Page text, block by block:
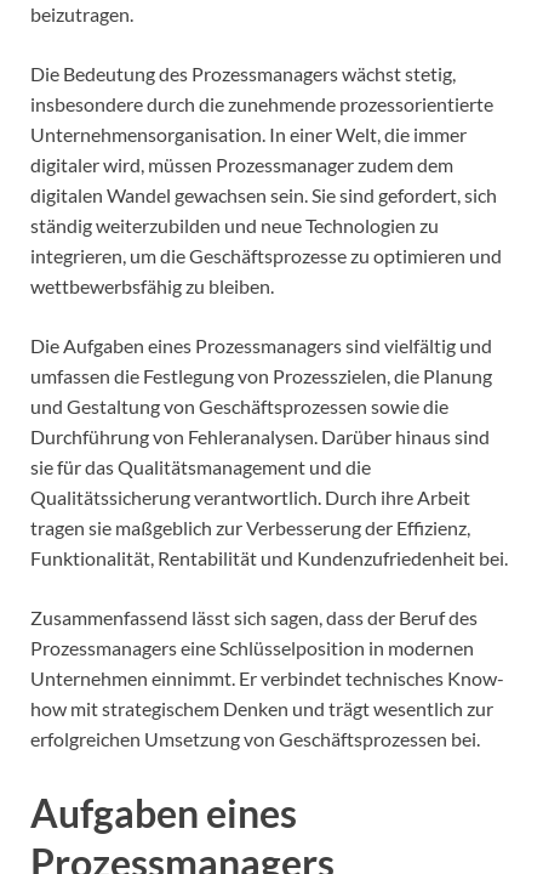
beizutragen.
Die Bedeutung des Prozessmanagers wächst stetig,
insbesondere durch die zunehmende prozessorientierte
Unternehmensorganisation. In einer Welt, die immer
digitaler wird, müssen Prozessmanager zudem dem
digitalen Wandel gewachsen sein. Sie sind gefordert, sich
ständig weiterzubilden und neue Technologien zu
integrieren, um die Geschäftsprozesse zu optimieren und
wettbewerbsfähig zu bleiben.
Die Aufgaben eines Prozessmanagers sind vielfältig und
umfassen die Festlegung von Prozesszielen, die Planung
und Gestaltung von Geschäftsprozessen sowie die
Durchführung von Fehleranalysen. Darüber hinaus sind
sie für das Qualitätsmanagement und die
Qualitätssicherung verantwortlich. Durch ihre Arbeit
tragen sie maßgeblich zur Verbesserung der Effizienz,
Funktionalität, Rentabilität und Kundenzufriedenheit bei.
Zusammenfassend lässt sich sagen, dass der Beruf des
Prozessmanagers eine Schlüsselposition in modernen
Unternehmen einnimmt. Er verbindet technisches Know-
how mit strategischem Denken und trägt wesentlich zur
erfolgreichen Umsetzung von Geschäftsprozessen bei.
Aufgaben eines
Prozessmanagers